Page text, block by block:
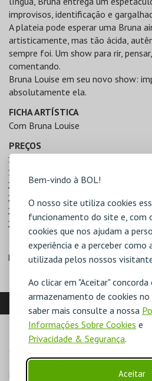
Bem-vindo à BOL!
O nosso site utiliza cookies
funcionamento do site e, com
cookies que nos ajudam a
experiência e a perceber
utilizada pelos nossos
Ao clicar em "Aceitar" concorda
armazenamento de cookies
saber mais consulte a nossa
Informações Sobre Cookies e
Privacidade & Segurança.
Aceitar
improvisos, identificação e
A plateia pode esperar uma Bruna
artisticamente, mas tão ácida,
sempre foi. Um show para rir,
comentando.
Bruna Louise em seu novo show:
absolutamente ela.
FICHA ARTÍSTICA
Com Bruna Louise
PREÇOS
1ª Plateia Central - 30€
1ª Plateia Lateral Par - 28€
2ª Plateia Central Ímpar - 28€
2ª Plateia Central Par - 28€
2ª Plateia Lateral Ímpar - 25€
2ª Plateia Lateral Par - 25€
DESCONTOS
Promocode 20%
LOCALIZAÇÃO
MORADA
2001-904 Santarém
Direcções para CNEMA